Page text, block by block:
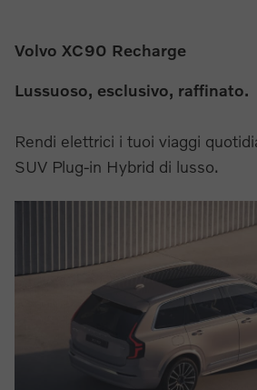
Volvo XC90 Recharge
Lussuoso, esclusivo, raffinato.
Rendi elettrici i tuoi viaggi
SUV Plug-in Hybrid di lusso.